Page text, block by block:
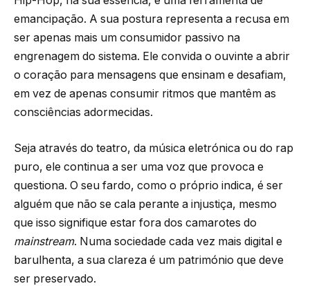
emancipação. A sua postura representa a recusa em
ser apenas mais um consumidor passivo na
engrenagem do sistema. Ele convida o ouvinte a abrir
o coração para mensagens que ensinam e desafiam,
em vez de apenas consumir ritmos que mantêm as
consciências adormecidas.
Seja através do teatro, da música eletrónica ou do rap
puro, ele continua a ser uma voz que provoca e
questiona. O seu fardo, como o próprio indica, é ser
alguém que não se cala perante a injustiça, mesmo
que isso signifique estar fora dos camarotes do
mainstream. Numa sociedade cada vez mais digital e
barulhenta, a sua clareza é um património que deve
ser preservado.